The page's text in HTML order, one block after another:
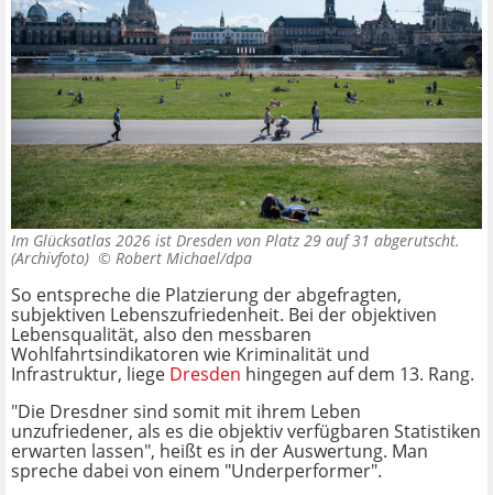
Im Glücksatlas 2026 ist Dresden von Platz 29 auf 31 abgerutscht.
(Archivfoto) © Robert Michael/dpa
So entspreche die Platzierung der abgefragten,
subjektiven Lebenszufriedenheit. Bei der objektiven
Lebensqualität, also den messbaren
Wohlfahrtsindikatoren wie Kriminalität und
Infrastruktur, liege Dresden hingegen auf dem 13. Rang.
"Die Dresdner sind somit mit ihrem Leben
unzufriedener, als es die objektiv verfügbaren Statistiken
erwarten lassen", heißt es in der Auswertung. Man
spreche dabei von einem "Underperformer".